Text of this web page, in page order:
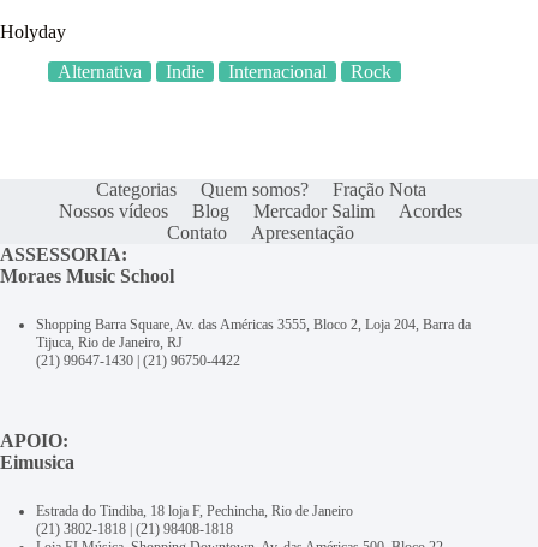
Holyday
Alternativa
Indie Internacional Rock
Categorias Quem somos?
Fração Nota
Nossos vídeos
Blog Mercador Salim
Acordes
Contato
Apresentação
ASSESSORIA:
Moraes Music School
Shopping Barra Square, Av. das Américas 3555, Bloco 2, Loja 204, Barra da
Tijuca, Rio de Janeiro, RJ
(21) 99647-1430 | (21) 96750-4422
APOIO:
Eimusica
Estrada do Tindiba, 18 loja F, Pechincha, Rio de Janeiro
(21) 3802-1818 | (21) 98408-1818